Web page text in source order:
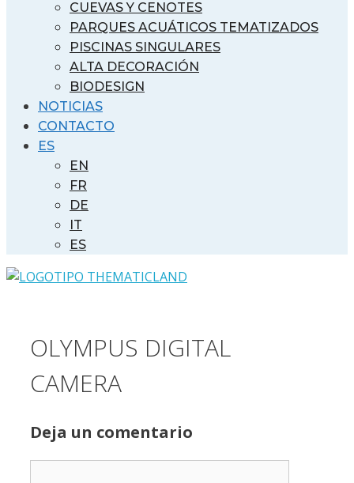
CUEVAS Y CENOTES
PARQUES ACUÁTICOS TEMATIZADOS
PISCINAS SINGULARES
ALTA DECORACIÓN
BIODESIGN
NOTICIAS
CONTACTO
ES
EN
FR
DE
IT
ES
OLYMPUS DIGITAL
CAMERA
Deja un comentario